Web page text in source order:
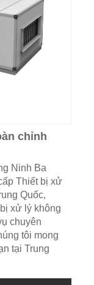
chỉnh
Ninh Ba
Thiết bị xử
Quốc,
xử lý không
chuyên
tôi mong
tại Trung